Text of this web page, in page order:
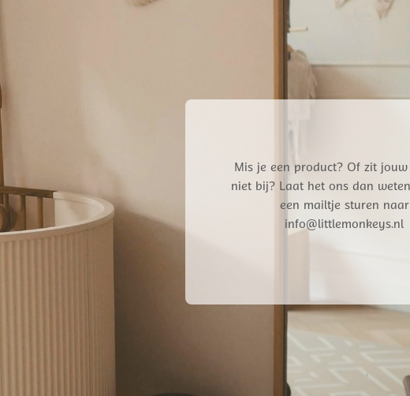
Mis je een product? Of zit
niet bij? Laat het ons dan
een mailtje sturen naar
info@littlemonkeys.nl